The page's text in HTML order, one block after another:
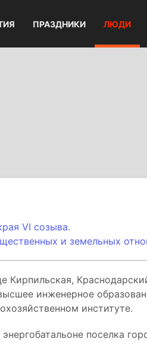
ПРАЗДНИКИ ЛЮДИ
VI созыва.
и земельных
Кирпильская,
инженерное
институте.
поселка